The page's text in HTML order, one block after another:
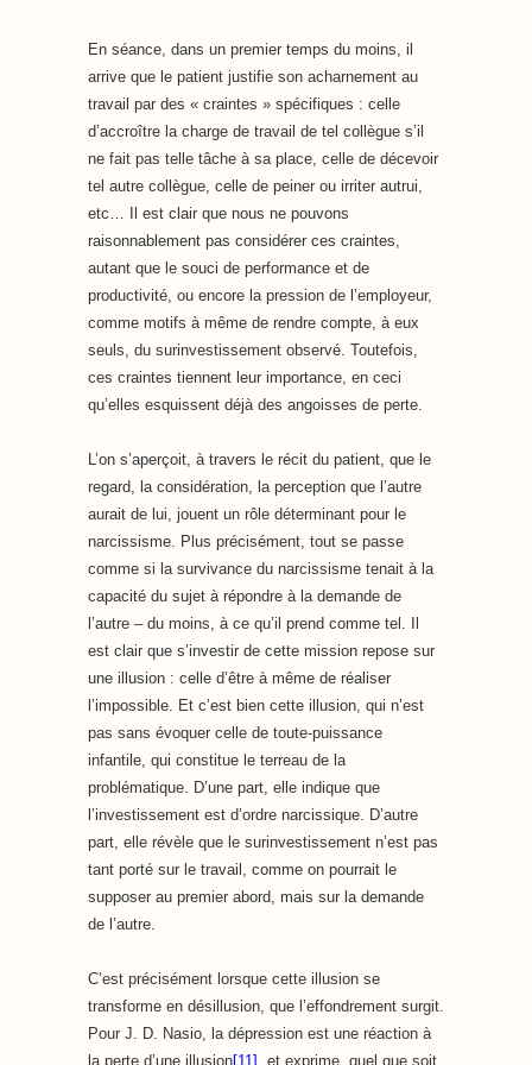
En séance, dans un premier temps du moins, il
arrive que le patient justifie son acharnement au
travail par des « craintes » spécifiques : celle
d’accroître la charge de travail de tel collègue s’il
ne fait pas telle tâche à sa place, celle de décevoir
tel autre collègue, celle de peiner ou irriter autrui,
etc… Il est clair que nous ne pouvons
raisonnablement pas considérer ces craintes,
autant que le souci de performance et de
productivité, ou encore la pression de l’employeur,
comme motifs à même de rendre compte, à eux
seuls, du surinvestissement observé. Toutefois,
ces craintes tiennent leur importance, en ceci
qu’elles esquissent déjà des angoisses de perte.
L’on s’aperçoit, à travers le récit du patient, que le
regard, la considération, la perception que l’autre
aurait de lui, jouent un rôle déterminant pour le
narcissisme. Plus précisément, tout se passe
comme si la survivance du narcissisme tenait à la
capacité du sujet à répondre à la demande de
l’autre – du moins, à ce qu’il prend comme tel. Il
est clair que s’investir de cette mission repose sur
une illusion : celle d’être à même de réaliser
l’impossible. Et c’est bien cette illusion, qui n’est
pas sans évoquer celle de toute-puissance
infantile, qui constitue le terreau de la
problématique. D’une part, elle indique que
l’investissement est d’ordre narcissique. D’autre
part, elle révèle que le surinvestissement n’est pas
tant porté sur le travail, comme on pourrait le
supposer au premier abord, mais sur la demande
de l’autre.
C’est précisément lorsque cette illusion se
transforme en désillusion, que l’effondrement surgit.
Pour J. D. Nasio, la dépression est une réaction à
la perte d’une illusion[11] , et exprime, quel que soit